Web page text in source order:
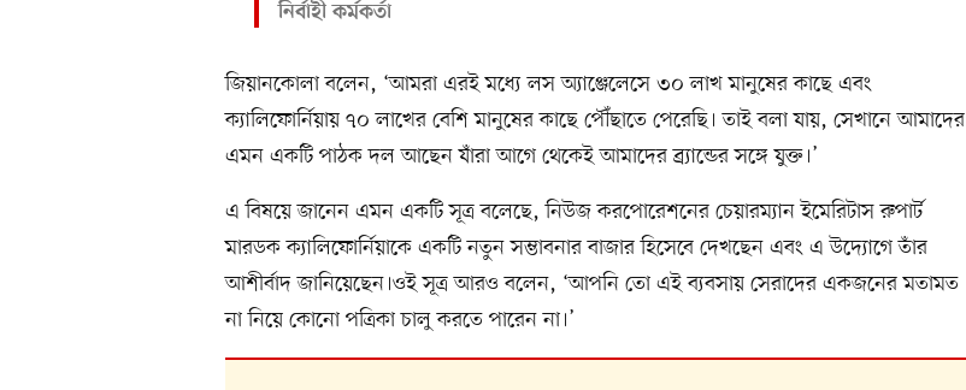
নির্বাহী কর্মকর্তা
জিয়ানকোলা বলেন, ‘আমরা এরই মধ্যে লস অ্যাঞ্জেলেসে ৩০ লাখ মানুষের কাছে এবং
ক্যালিফোর্নিয়ায় ৭০ লাখের বেশি মানুষের কাছে পৌঁছাতে পেরেছি। তাই বলা যায়, সেখানে আমাদের
এমন একটি পাঠক দল আছেন যাঁরা আগে থেকেই আমাদের ব্র্যান্ডের সঙ্গে যুক্ত।’
এ বিষয়ে জানেন এমন একটি সূত্র বলেছে, নিউজ করপোরেশনের চেয়ারম্যান ইমেরিটাস রুপার্ট
মারডক ক্যালিফোর্নিয়াকে একটি নতুন সম্ভাবনার বাজার হিসেবে দেখছেন এবং এ উদ্যোগে তাঁর
আশীর্বাদ জানিয়েছেন।ওই সূত্র আরও বলেন, ‘আপনি তো এই ব্যবসায় সেরাদের একজনের মতামত
না নিয়ে কোনো পত্রিকা চালু করতে পারেন না।’